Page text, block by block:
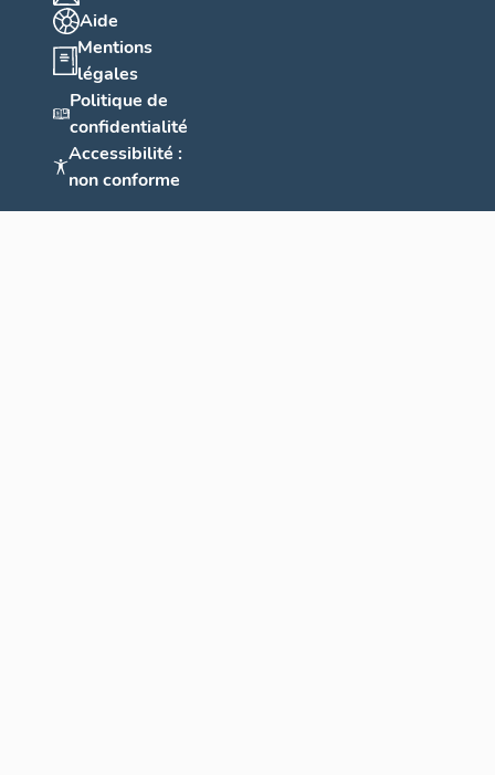
Aide
Mentions
légales
Politique de
confidentialité
Accessibilité :
non conforme